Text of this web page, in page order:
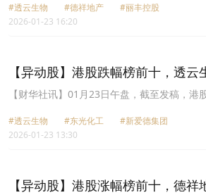
丽丰控股(01125.HK)跌幅18.18%、创联控股(
18.03%、旭辉控股集团(00884.HK)跌幅
团控股(02187.HK)跌幅14.29%。
#透云生物 #德祥地产
#丽丰控股
2026-01-23 16:20
【异动股】港股跌幅榜前十，透云
58.46%，东光化工(01702.HK)跌
【财华社讯】01月23日午盘，截至发稿，港
新爱德集团(08412.HK)跌幅20.78%、德祥地
20.42%、俊裕地基(01757.HK)跌幅19.16%、
宝百货(00312.HK)跌幅15.56%。
#透云生物 #东光化工
#新爱德集团
2026-01-23 13:30
【异动股】港股涨幅榜前十，德祥